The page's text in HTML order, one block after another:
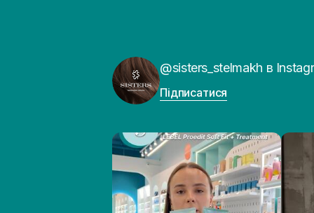
@sisters_stelmakh в
Підписатися